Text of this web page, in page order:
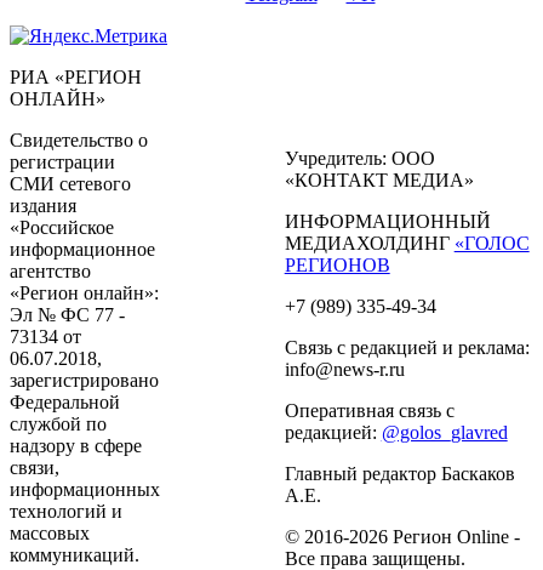
РИА «РЕГИОН
ОНЛАЙН»
Свидетельство о
регистрации
СМИ сетевого
издания
«Российское
информационное
агентство
«Регион онлайн»:
Эл № ФС 77 -
73134 от
06.07.2018,
зарегистрировано
Федеральной
службой по
надзору в сфере
связи,
информационных
технологий и
массовых
коммуникаций.
Учредитель: ООО
«КОНТАКТ МЕДИА»
ИНФОРМАЦИОННЫЙ
МЕДИАХОЛДИНГ «ГОЛОС
РЕГИОНОВ
+7 (989) 335-49-34
Связь с редакцией и реклама:
info@news-r.ru
Оперативная связь с
редакцией: @golos_glavred
Главный редактор Баскаков
А.Е.
© 2016-2026 Регион Online -
Все права защищены.